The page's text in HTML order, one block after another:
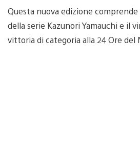
Questa nuova edizione
della serie Kazunori Yamauchi e il
vittoria di categoria alla 24 Ore del